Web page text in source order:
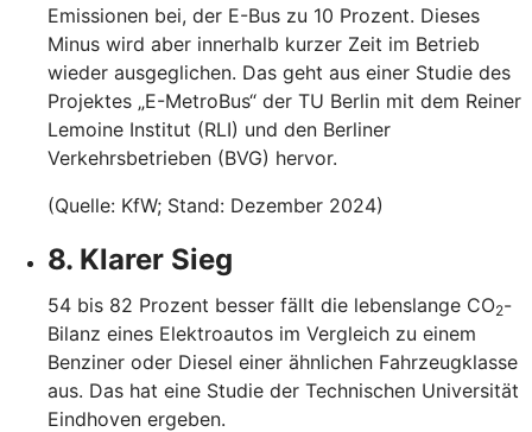
Emissionen bei, der E-Bus zu 10 Prozent. Dieses
Minus wird aber innerhalb kurzer Zeit im Betrieb
wieder ausgeglichen. Das geht aus einer Studie des
Projektes „E-MetroBus“ der TU Berlin mit dem Reiner
Lemoine Institut (RLI) und den Berliner
Verkehrsbetrieben (BVG) hervor.
(Quelle: KfW; Stand: Dezember 2024)
8. Klarer Sieg
54 bis 82 Prozent besser fällt die lebenslange CO2-
Bilanz eines Elektroautos im Vergleich zu einem
Benziner oder Diesel einer ähnlichen Fahrzeugklasse
aus. Das hat eine Studie der Technischen Universität
Eindhoven ergeben.